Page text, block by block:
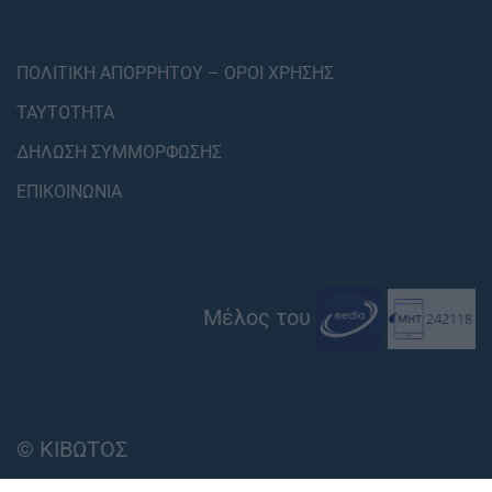
ΠΟΛΙΤΙΚΗ ΑΠΟΡΡΗΤΟΥ – ΟΡΟΙ ΧΡΗΣΗΣ
ΤΑΥΤΟΤΗΤΑ
ΔΗΛΩΣΗ ΣΥΜΜΟΡΦΩΣΗΣ
ΕΠΙΚΟΙΝΩΝΙΑ
Μέλος του
© ΚΙΒΩΤΟΣ